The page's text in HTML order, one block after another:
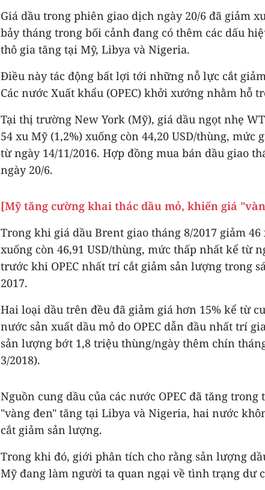
Giá dầu trong phiên giao dịch ngày 20/6 đã giảm
bảy tháng trong bối cảnh đang có thêm các dấu
thô gia tăng tại Mỹ, Libya và Nigeria.
Điều này tác động bất lợi tới những nỗ lực cắt
Các nước Xuất khẩu (OPEC) khởi xướng nhằm hỗ
Tại thị trường New York (Mỹ), giá dầu ngọt nhẹ
54 xu Mỹ (1,2%) xuống còn 44,20 USD/thùng, mức
từ ngày 14/11/2016. Hợp đồng mua bán dầu giao
ngày 20/6.
[Mỹ tăng cường khai thác dầu mỏ, khiến giá
Trong khi giá dầu Brent giao tháng 8/2017 giảm
xuống còn 46,91 USD/thùng, mức thấp nhất kể từ
trước khi OPEC nhất trí cắt giảm sản lượng trong
2017.
Hai loại dầu trên đều đã giảm giá hơn 15% kể từ
nước sản xuất dầu mỏ do OPEC dẫn đầu nhất trí
sản lượng bớt 1,8 triệu thùng/ngày thêm chín
3/2018).
Nguồn cung dầu của các nước OPEC đã tăng
"vàng đen" tăng tại Libya và Nigeria, hai nước
cắt giảm sản lượng.
Trong khi đó, giới phân tích cho rằng sản lượng
Mỹ đang làm người ta quan ngại về tình trạng dư